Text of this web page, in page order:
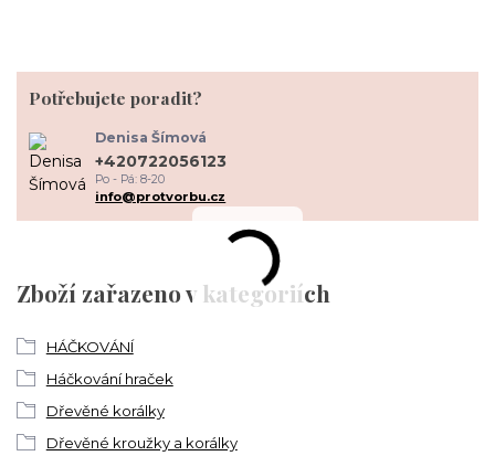
Zboží zařazeno v kategoriích
HÁČKOVÁNÍ
Háčkování hraček
Dřevěné korálky
Dřevěné kroužky a korálky
Potřebujete poradit?
Denisa Šímová
+420722056123
Po - Pá: 8-20
info@protvorbu.cz